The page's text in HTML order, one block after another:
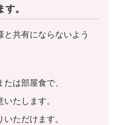
。
と共有にならないよう
は部屋食で、
たします。
ただけます。